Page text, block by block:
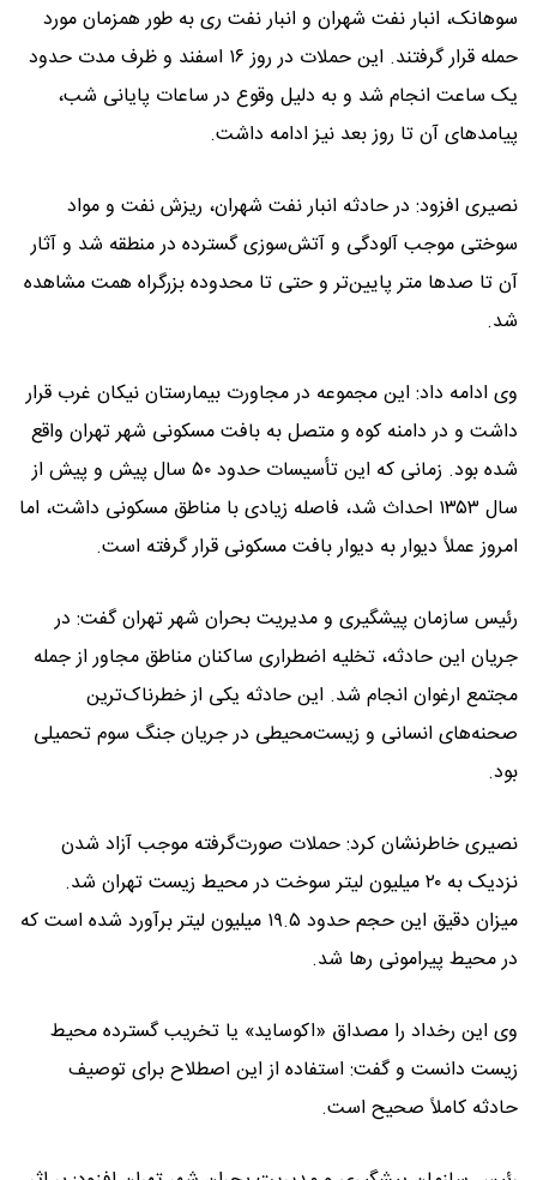
سوهانک، انبار نفت شهران و انبار نفت ری به طور همزمان مورد
حمله قرار گرفتند. این حملات در روز ۱۶ اسفند و ظرف مدت حدود
یک ساعت انجام شد و به دلیل وقوع در ساعات پایانی شب،
پیامدهای آن تا روز بعد نیز ادامه داشت.
نصیری افزود: در حادثه انبار نفت شهران، ریزش نفت و مواد
سوختی موجب آلودگی و آتش‌سوزی گسترده در منطقه شد و آثار
آن تا صدها متر پایین‌تر و حتی تا محدوده بزرگراه همت مشاهده
شد.
وی ادامه داد: این مجموعه در مجاورت بیمارستان نیکان غرب قرار
داشت و در دامنه کوه و متصل به بافت مسکونی شهر تهران واقع
شده بود. زمانی که این تأسیسات حدود ۵۰ سال پیش و پیش از
سال ۱۳۵۳ احداث شد، فاصله زیادی با مناطق مسکونی داشت، اما
امروز عملاً دیوار به دیوار بافت مسکونی قرار گرفته است.
رئیس سازمان پیشگیری و مدیریت بحران شهر تهران گفت: در
جریان این حادثه، تخلیه اضطراری ساکنان مناطق مجاور از جمله
مجتمع ارغوان انجام شد. این حادثه یکی از خطرناک‌ترین
صحنه‌های انسانی و زیست‌محیطی در جریان جنگ سوم تحمیلی
بود.
نصیری خاطرنشان کرد: حملات صورت‌گرفته موجب آزاد شدن
نزدیک به ۲۰ میلیون لیتر سوخت در محیط زیست تهران شد.
میزان دقیق این حجم حدود ۱۹.۵ میلیون لیتر برآورد شده است که
در محیط پیرامونی رها شد.
وی این رخداد را مصداق «اکوساید» یا تخریب گسترده محیط
زیست دانست و گفت: استفاده از این اصطلاح برای توصیف
حادثه کاملاً صحیح است.